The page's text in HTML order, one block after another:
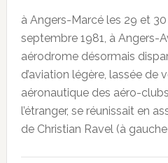
à Angers-Marcé les 29 et
septembre 1981, à Angers-
aérodrome désormais
d’aviation légère, lassée de
aéronautique des aéro-
l’étranger, se réunissait en
de Christian Ravel (à